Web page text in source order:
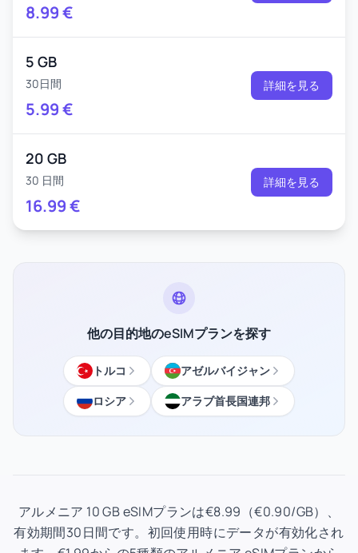
8.99€
5 GB
30日間
5.99€
詳細を見る
20 GB
30 日間
16.99€
詳細を見る
他の目的地のeSIMプランを探す
トルコ
アゼルバイジャン
ロシア
アラブ首長国連邦
アルメニア 10 GB eSIMプランは€8.99（€0.90/GB）、
有効期間30日間です。初回使用時にデータが有効化され